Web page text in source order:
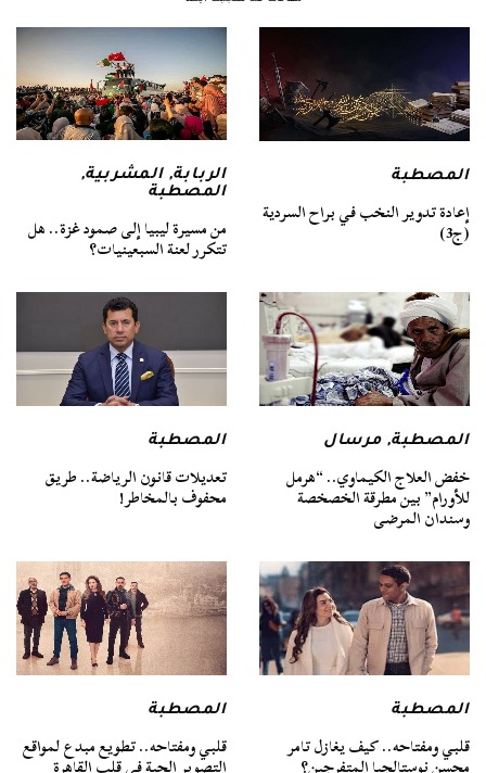
المصطبة
إعادة تدوير النخب في براح السردية
(ج3)
الربابة,المشربية,
المصطبة
من مسيرة ليبيا إلى صمود غزة.. هل
تتكرر لعنة السبعينيات؟
المصطبة,مرسال
خفض العلاج الكيماوي.. “هرمل
للأورام” بين مطرقة الخصخصة
وسندان المرضى
المصطبة
تعديلات قانون الرياضة.. طريق
محفوف بالمخاطر!
المصطبة
قلبي ومفتاحه.. كيف يغازل تامر
المصطبة
قلبي ومفتاحه.. تطويع مبدع لمواقع